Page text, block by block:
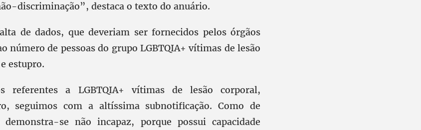
discriminação”, destaca o texto do anuário.
de dados, que deveriam ser fornecidos pelos órgãos
número de pessoas do grupo LGBTQIA+ vítimas de lesão
estupro.
referentes a LGBTQIA+ vítimas de lesão corporal,
seguimos com a altíssima subnotificação. Como de
se não incapaz, porque possui capacidade